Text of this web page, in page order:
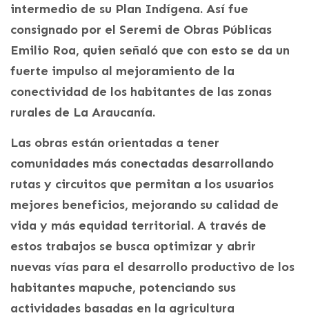
intermedio de su Plan Indígena. Así fue
consignado por el Seremi de Obras Públicas
Emilio Roa, quien señaló que con esto se da un
fuerte impulso al mejoramiento de la
conectividad de los habitantes de las zonas
rurales de La Araucanía.
Las obras están orientadas a tener
comunidades más conectadas desarrollando
rutas y circuitos que permitan a los usuarios
mejores beneficios, mejorando su calidad de
vida y más equidad territorial. A través de
estos trabajos se busca optimizar y abrir
nuevas vías para el desarrollo productivo de los
habitantes mapuche, potenciando sus
actividades basadas en la agricultura